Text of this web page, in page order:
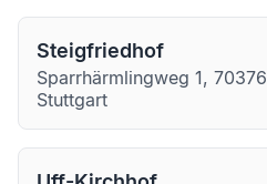
Steigfriedhof
Sparrhärmlingweg 1, 70376
Stuttgart